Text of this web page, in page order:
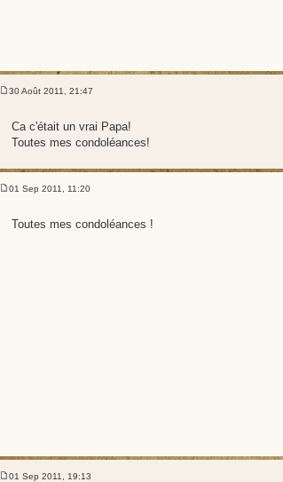
30 Août 2011, 21:47
Ca c'était un vrai Papa!
Toutes mes condoléances!
01 Sep 2011, 11:20
Toutes mes condoléances !
01 Sep 2011, 19:13